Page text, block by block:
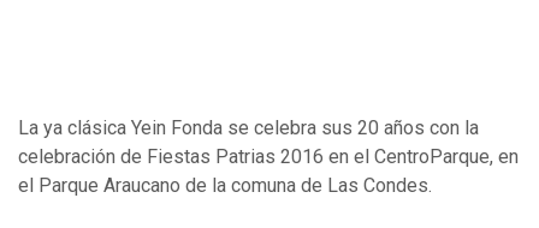
La ya clásica Yein Fonda se celebra sus 20 años con la
celebración de Fiestas Patrias 2016 en el CentroParque, en
el Parque Araucano de la comuna de Las Condes.